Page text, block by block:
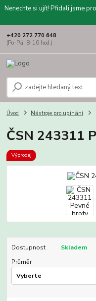
Nenechte si ujít! Přidali jsme
+420 272 770 648
(Po-Pá, 8-16 hod.)
Úvod Nástroje pro upínání
ČSN 243311
Výprodej
Dostupnost
Skladem
Průměr